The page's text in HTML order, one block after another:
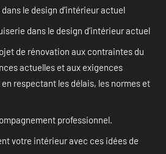
le design d’intérieur actuel
dans le design d’intérieur actuel
de rénovation aux contraintes du
actuelles et aux exigences
respectant les délais, les normes et
professionnel.
votre intérieur avec ces idées de